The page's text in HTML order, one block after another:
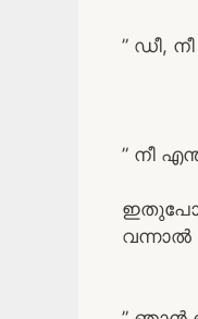
” ഡീ,
” നീ
വന്നാൽ